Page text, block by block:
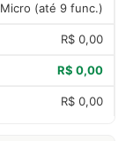
Micro (até 9 func.)
R$ 0,00
R$ 0,00
R$ 0,00